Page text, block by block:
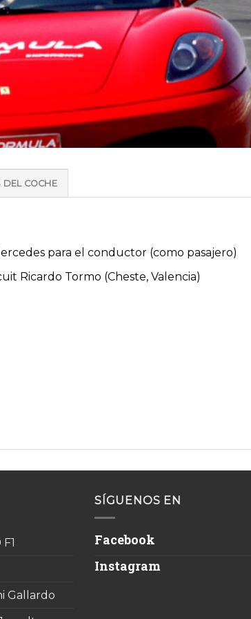
DEL COCHE
para el conductor (como pasajero)
Ricardo Tormo (Cheste, Valencia)
Gallardo
SÍGUENOS EN
Facebook
Instagram